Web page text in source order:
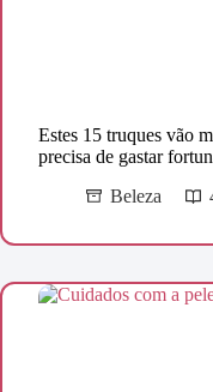
Estes 15 truques vão
precisa de gastar
Beleza